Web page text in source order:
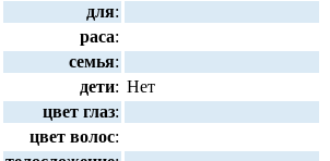
для:
раса:
семья:
дети: Нет
цвет глаз:
цвет волос: